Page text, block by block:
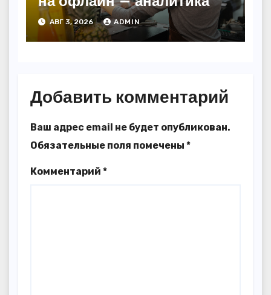
АВГ 3, 2026 ADMIN
Добавить комментарий
Ваш адрес email не будет опубликован.
Обязательные поля помечены *
Комментарий *